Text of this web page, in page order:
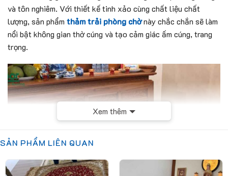
và tôn nghiêm. Với thiết kế tinh xảo cùng chất liệu chất
lượng, sản phẩm thảm trải phòng chờnày chắc chắn sẽ làm
nổi bật không gian thờ cúng và tạo cảm giác ấm cúng, trang
trọng.
Xem thêm
SẢN PHẨM LIÊN QUAN